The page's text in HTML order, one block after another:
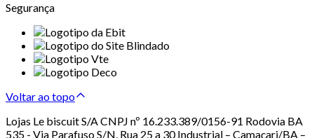
Segurança
Voltar ao topo
Lojas Le biscuit S/A CNPJ nº 16.233.389/0156-91 Rodovia BA
535 - Via Parafuso S/N, Rua 25 a 30 Industrial – Camaçari/BA –